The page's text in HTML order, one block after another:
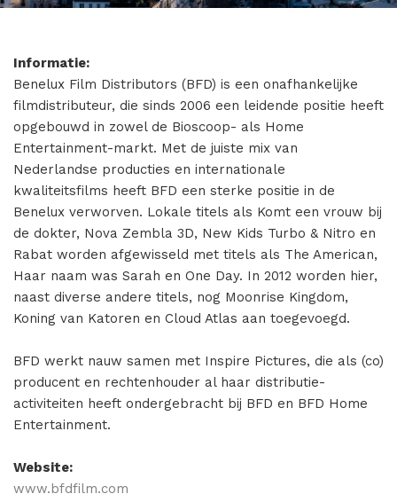
Kostuumdrama
Misdaad
Musical
Oorlogsfilm
Romantische komedie
Thriller
Informatie:
Benelux Film Distributors (BFD) is een onafhankelijke
filmdistributeur, die sinds 2006 een leidende positie heeft
opgebouwd in zowel de Bioscoop- als Home
Entertainment-markt. Met de juiste mix van
Nederlandse producties en internationale
kwaliteitsfilms heeft BFD een sterke positie in de
Benelux verworven. Lokale titels als Komt een vrouw bij
de dokter, Nova Zembla 3D, New Kids Turbo & Nitro en
Rabat worden afgewisseld met titels als The American,
Haar naam was Sarah en One Day. In 2012 worden hier,
naast diverse andere titels, nog Moonrise Kingdom,
Koning van Katoren en Cloud Atlas aan toegevoegd.
BFD werkt nauw samen met Inspire Pictures, die als (co)
producent en rechtenhouder al haar distributie-
activiteiten heeft ondergebracht bij BFD en BFD Home
Entertainment.
Website:
www.bfdfilm.com